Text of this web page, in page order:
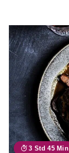
3 Std 45 Min